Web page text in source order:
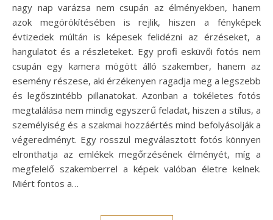
nagy nap varázsa nem csupán az élményekben, hanem
azok megörökítésében is rejlik, hiszen a fényképek
évtizedek múltán is képesek felidézni az érzéseket, a
hangulatot és a részleteket. Egy profi esküvői fotós nem
csupán egy kamera mögött álló szakember, hanem az
esemény részese, aki érzékenyen ragadja meg a legszebb
és legőszintébb pillanatokat. Azonban a tökéletes fotós
megtalálása nem mindig egyszerű feladat, hiszen a stílus, a
személyiség és a szakmai hozzáértés mind befolyásolják a
végeredményt. Egy rosszul megválasztott fotós könnyen
elronthatja az emlékek megőrzésének élményét, míg a
megfelelő szakemberrel a képek valóban életre kelnek.
Miért fontos a…